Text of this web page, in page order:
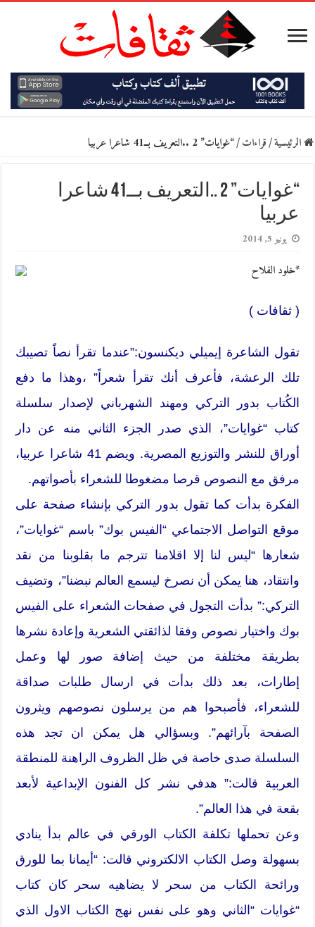
الرئيسية/قراءات/“غوايات” 2 ..التعريف بــ41 شاعرا عربيا
“غوايات” 2 ..التعريف بــ41 شاعرا
عربيا
يونيو 5, 2014
*خلود الفلاح
( ثقافات )
تقول الشاعرة إيميلي ديكنسون:”عندما تقرأ نصاً تصيبك
تلك الرعشة، فأعرف أنك تقرأ شعراً” ،وهذا ما دفع
الكُتاب بدور التركي ومهند الشهرباني لإصدار سلسلة
كتاب “غوايات”، الذي صدر الجزء الثاني منه عن دار
أوراق للنشر والتوزيع المصرية. ويضم 41 شاعرا عربيا،
مرفق مع النصوص قرصا مضغوطا للشعراء بأصواتهم.
الفكرة بدأت كما تقول بدور التركي بإنشاء صفحة على
موقع التواصل الاجتماعي “الفيس بوك” باسم “غوايات”،
شعارها “ليس لنا إلا اقلامنا تترجم ما بقلوبنا من نقد
وانتقاد، هنا يمكن أن نصرخ ليسمع العالم نبضنا”، وتضيف
التركي:” بدأت التجول في صفحات الشعراء على الفيس
بوك واختيار نصوص وفقا لذائقتي الشعرية وإعادة نشرها
بطريقة مختلفة من حيث إضافة صور لها وعمل
إطارات، بعد ذلك بدأت في ارسال طلبات صداقة
للشعراء، فأصبحوا هم من يرسلون نصوصهم ويثرون
الصفحة بآرائهم”. وبسؤالي هل يمكن ان تجد هذه
السلسلة صدى خاصة في ظل الظروف الراهنة للمنطقة
العربية قالت:” هدفي نشر كل الفنون الإبداعية لأبعد
بقعة في هذا العالم”.
وعن تحملها تكلفة الكتاب الورقي في عالم بدأ ينادي
بسهولة وصل الكتاب الالكتروني قالت: “أيمانا بما للورق
ورائحة الكتاب من سحر لا يضاهيه سحر كان كتاب
“غوايات “الثاني وهو على نفس نهج الكتاب الاول الذي